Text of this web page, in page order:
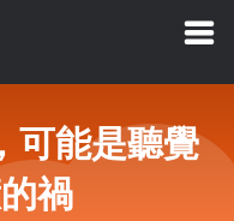
可能是聽覺
禍